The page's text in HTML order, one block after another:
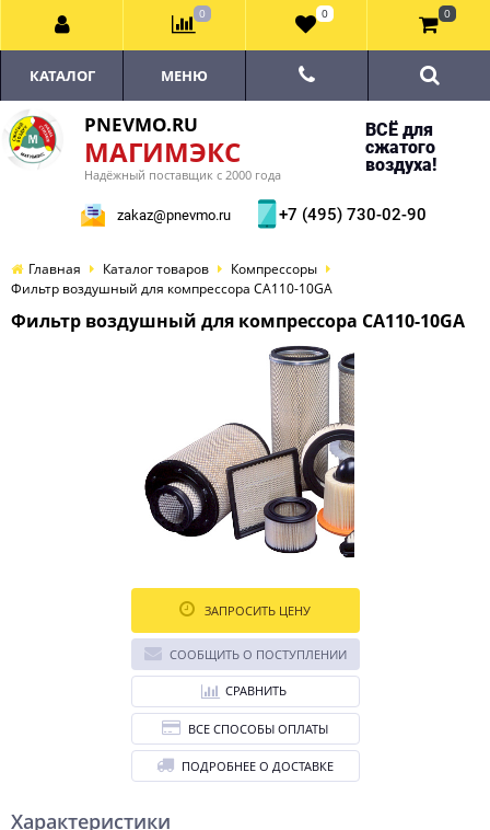
PNEVMO.RU
МАГИМЭКС
Надёжный поставщик с 2000 года
ВСЁ для
сжатого
воздуха!
zakaz@pnevmo.ru +7 (495) 730-02-90
КАТАЛОГ МЕНЮ
Главная Каталог товаров
Компрессоры
Фильтр воздушный для компрессора CA110-10GA
Фильтр воздушный для компрессора CA110-10GA
Характеристики
ЗАПРОСИТЬ ЦЕНУ
СООБЩИТЬ О ПОСТУПЛЕНИИ
СРАВНИТЬ
ВСЕ СПОСОБЫ ОПЛАТЫ
ПОДРОБНЕЕ О ДОСТАВКЕ
0 0 0